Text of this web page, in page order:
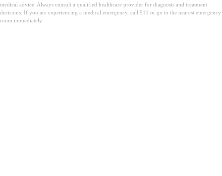
medical advice. Always consult a qualified healthcare provider for diagnosis and treatment
decisions. If you are experiencing a medical emergency, call 911 or go to the nearest emergency
room immediately.